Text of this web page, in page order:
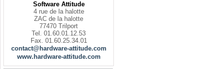
Software Attitude
4 rue de la halotte
ZAC de la halotte
77470 Trilport
Tel. 01.60.01.12.53
Fax. 01.60.25.34.01
contact@hardware-attitude.com
www.hardware-attitude.com